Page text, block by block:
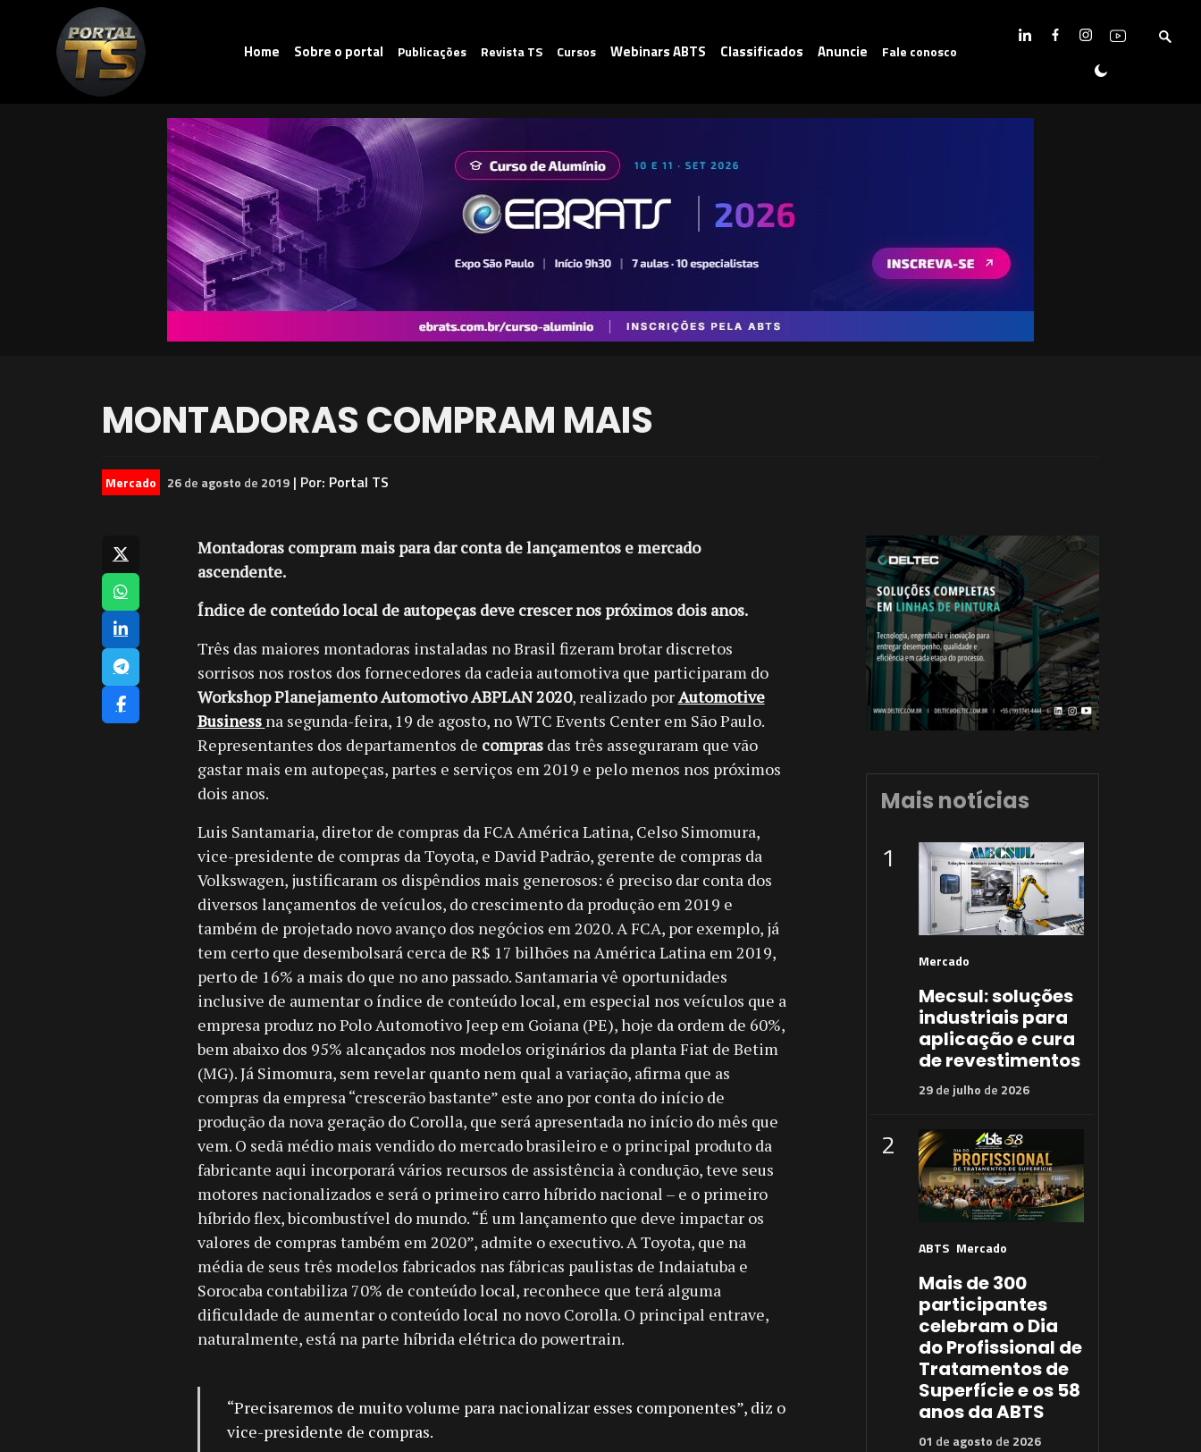
Home Sobre o portal Publicações Revista TS Cursos Webinars ABTS Classificados Anuncie Fale conosco
MONTADORAS COMPRAM MAIS
Mercado 26de agosto de 2019 | Por: Portal TS
Montadoras compram mais para dar conta de lançamentos e mercado
ascendente.
Índice de conteúdo local de autopeças deve crescer nos próximos dois anos.
Três das maiores montadoras instaladas no Brasil fizeram brotar discretos
sorrisos nos rostos dos fornecedores da cadeia automotiva que participaram do
Workshop Planejamento Automotivo ABPLAN 2020, realizado porAutomotive
Business na segunda-feira, 19 de agosto, no WTC Events Center em São Paulo.
Representantes dos departamentos de comprasdas três asseguraram que vão
gastar mais em autopeças, partes e serviços em 2019 e pelo menos nos próximos
dois anos.
Luis Santamaria, diretor de compras da FCA América Latina, Celso Simomura,
vice-presidente de compras da Toyota, e David Padrão, gerente de compras da
Volkswagen, justificaram os dispêndios mais generosos: é preciso dar conta dos
diversos lançamentos de veículos, do crescimento da produção em 2019 e
também de projetado novo avanço dos negócios em 2020. A FCA, por exemplo, já
tem certo que desembolsará cerca de R$ 17 bilhões na América Latina em 2019,
perto de 16% a mais do que no ano passado. Santamaria vê oportunidades
inclusive de aumentar o índice de conteúdo local, em especial nos veículos que a
empresa produz no Polo Automotivo Jeep em Goiana (PE), hoje da ordem de 60%,
bem abaixo dos 95% alcançados nos modelos originários da planta Fiat de Betim
(MG). Já Simomura, sem revelar quanto nem qual a variação, afirma que as
compras da empresa “crescerão bastante” este ano por conta do início de
produção da nova geração do Corolla, que será apresentada no início do mês que
vem. O sedã médio mais vendido do mercado brasileiro e o principal produto da
fabricante aqui incorporará vários recursos de assistência à condução, teve seus
motores nacionalizados e será o primeiro carro híbrido nacional – e o primeiro
híbrido flex, bicombustível do mundo. “É um lançamento que deve impactar os
valores de compras também em 2020”, admite o executivo. A Toyota, que na
média de seus três modelos fabricados nas fábricas paulistas de Indaiatuba e
Sorocaba contabiliza 70% de conteúdo local, reconhece que terá alguma
dificuldade de aumentar o conteúdo local no novo Corolla. O principal entrave,
naturalmente, está na parte híbrida elétrica do powertrain.
“Precisaremos de muito volume para nacionalizar esses componentes”, diz o
vice-presidente de compras.
Mais notícias
1
Mercado
Mecsul: soluções
industriais para
aplicação e cura
de revestimentos
29de julho de 2026
2
ABTS Mercado
Mais de 300
participantes
celebram o Dia
do Profissional de
Tratamentos de
Superfície e os 58
anos da ABTS
01 de agosto de 2026